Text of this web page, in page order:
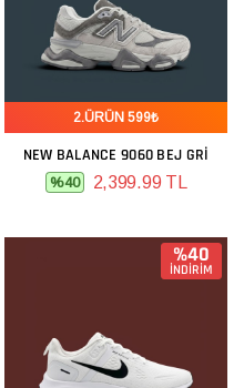
2.ÜRÜN 599₺
NEW BALANCE 9060 BEJ GRI
%40 2,399.99 TL
%40
İNDİRİM